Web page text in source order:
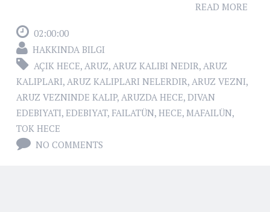
READ MORE
02:00:00
HAKKINDA BILGI
AÇIK HECE, ARUZ, ARUZ KALIBI NEDIR, ARUZ
KALIPLARI, ARUZ KALIPLARI NELERDIR, ARUZ VEZNI,
ARUZ VEZNINDE KALIP, ARUZDA HECE, DIVAN
EDEBIYATI, EDEBIYAT, FAILATÜN, HECE, MAFAILÜN,
TOK HECE
NO COMMENTS